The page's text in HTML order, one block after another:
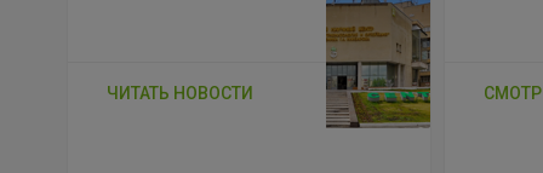
ЧИТАТЬ НОВОСТИ